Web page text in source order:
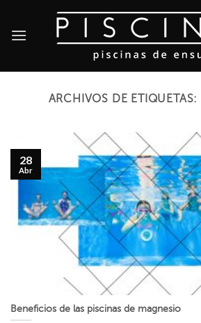
content
ARCHIVOS DE ETIQUETAS:
Beneficios de las piscinas de magnesio
28
Abr